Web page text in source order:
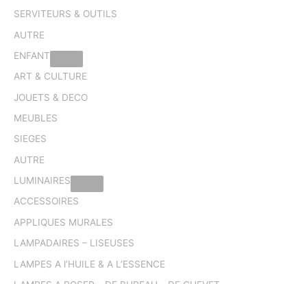
SERVITEURS & OUTILS
AUTRE
ENFANT
ART & CULTURE
JOUETS & DECO
MEUBLES
SIEGES
AUTRE
LUMINAIRES
ACCESSOIRES
APPLIQUES MURALES
LAMPADAIRES – LISEUSES
LAMPES A l’HUILE & A L’ESSENCE